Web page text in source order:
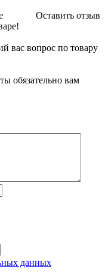
Оставить отзыв
вас вопрос по товару
обязательно вам
данных